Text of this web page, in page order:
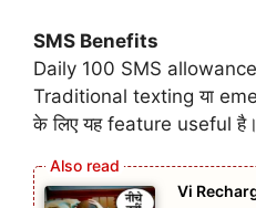
SMS Benefits
Daily 100 SMS allowance
Traditional texting या
के लिए यह feature useful है।
Vi